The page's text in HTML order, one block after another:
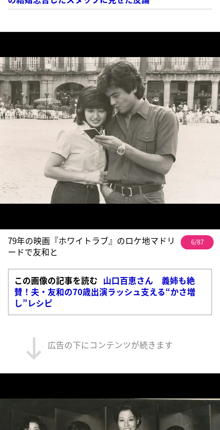
79年の映画『ホワイトラブ』のロケ地マドリ
ードで友和と
6/87
この画像の記事を読む 山口百恵さん 義姉も絶
賛！夫・友和の70歳出演ラッシュ支える“かさ増
し”レシピ
広告の下にコンテンツが続きます